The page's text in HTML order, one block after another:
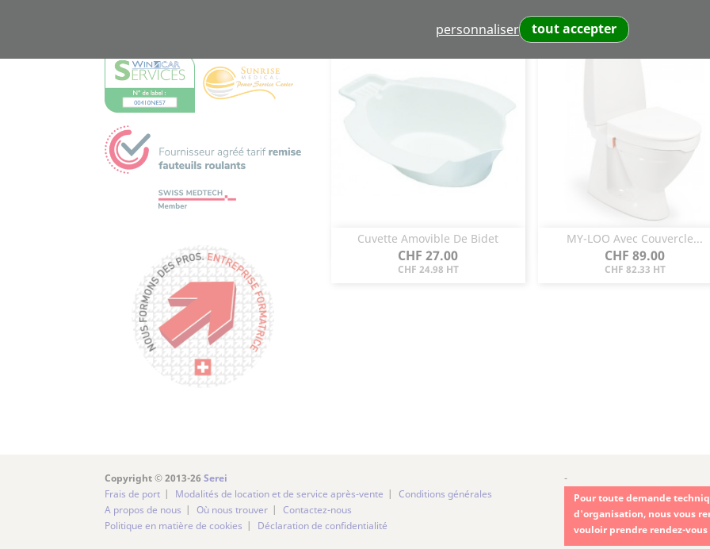
Cuvette Amovible De Bidet
Prix
CHF 27.00
CHF 24.98 HT
Aperçu rapide MY-LOO Avec Couvercle...
Prix
CHF 89.00
CHF 82.33 HT
Aperçu rapide
-
Pour toute demande
d'organisation, nous vous
vouloir prendre rendez-
Copyright © 2013-26 Serei
Frais de port
Modalités de location et de service après-vente
Conditions générales
A propos de nous
Où nous trouver
Contactez-nous
Politique en matière de cookies
Déclaration de confidentialité
personnaliser tout accepter